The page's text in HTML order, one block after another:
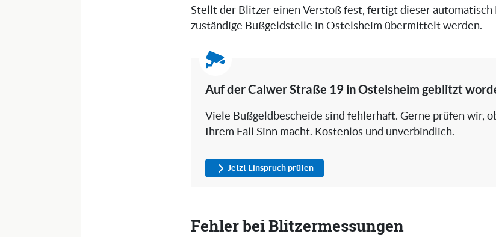
Stellt der Blitzer einen Verstoß fest, fertigt dieser automatisch
zuständige Bußgeldstelle in Ostelsheim übermittelt werden.
Auf der Calwer Straße 19 in Ostelsheim geblitzt
Viele Bußgeldbescheide sind fehlerhaft. Gerne prüfen wir,
Ihrem Fall Sinn macht. Kostenlos und unverbindlich.
Jetzt Einspruch prüfen
Fehler bei Blitzermessungen